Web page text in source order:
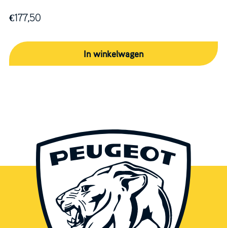
€177,50
In winkelwagen